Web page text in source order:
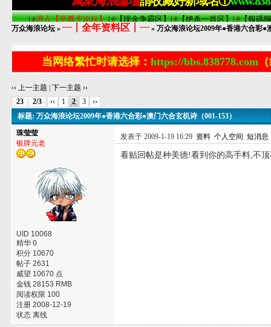
万众海浪论坛 »┈┋全年资料区┋┈» 万众海浪论坛2009年●香港六合彩●
当网络繁忙时请选择： https://bbs.838778.com
‹‹ 上一主题 |下一主题 ››
23
2/3 ‹‹ 1 2 3
››
标题: 万众海浪论坛2009年●香港六合彩●澳门六合玄机诗（001-153）
珠莹莹
银牌元老
UID 10068
精华 0
积分 10670
帖子 2631
威望 10670 点
金钱 28153 RMB
阅读权限 100
注册 2008-12-19
状态 离线
发表于 2009-1-19 16:29 资料 个人空间 短消息
看贴回帖是种美德!看到你的高手料,不